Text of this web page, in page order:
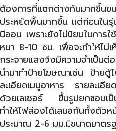
ต้องการที่แตกต่างกันมากขึ้นข
ประหยัดพื้นมากขึ้น แต่ก่อนในรุ่
นีออน เพราะยังไม่นิยมในการ
หนา 8-10 ซม. เพื่อจะทำให้ไม่
กระจายแสงจึงมีความจำเป็นต่
นำมาทำป้ายโฆษณาเช่น ป้าย
ละเอียดเมนูอาหาร รายละเอี
ด้วยเลเซอร์ ขึ้นรูปยกขอบเ
ทำให้ไฟส่องได้เสมอกันทั้งตั
ประมาณ 2-6 มม.มีขนาดมาต